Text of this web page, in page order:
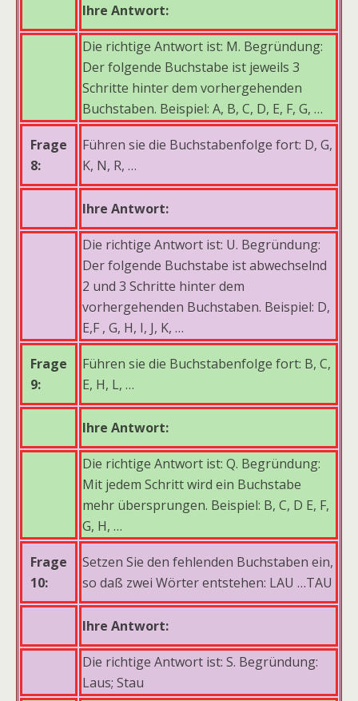
Ihre Antwort:
Die richtige Antwort ist: M. Begründung:
Der folgende Buchstabe ist jeweils 3
Schritte hinter dem vorhergehenden
Buchstaben. Beispiel: A, B, C, D, E, F, G, …
Frage
8:
Führen sie die Buchstabenfolge fort: D, G,
K, N, R, …
Ihre Antwort:
Die richtige Antwort ist: U. Begründung:
Der folgende Buchstabe ist abwechselnd
2 und 3 Schritte hinter dem
vorhergehenden Buchstaben. Beispiel: D,
E,F , G, H, I, J, K, …
Frage
9:
Führen sie die Buchstabenfolge fort: B, C,
E, H, L, …
Ihre Antwort:
Die richtige Antwort ist: Q. Begründung:
Mit jedem Schritt wird ein Buchstabe
mehr übersprungen. Beispiel: B, C, D E, F,
G, H, …
Frage
10:
Setzen Sie den fehlenden Buchstaben ein,
so daß zwei Wörter entstehen: LAU …TAU
Ihre Antwort:
Die richtige Antwort ist: S. Begründung:
Laus; Stau